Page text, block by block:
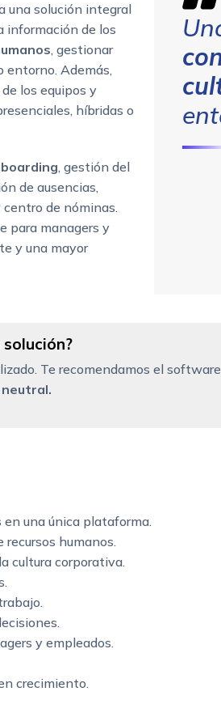
una solución integral
información de los
, gestionar
entorno. Además,
los equipos y
híbridas o
, gestión del
de ausencias,
de nóminas.
para managers y
y una mayor
Te recomendamos el
una única plataforma.
humanos.
cultura corporativa.
y empleados.
crecimiento.